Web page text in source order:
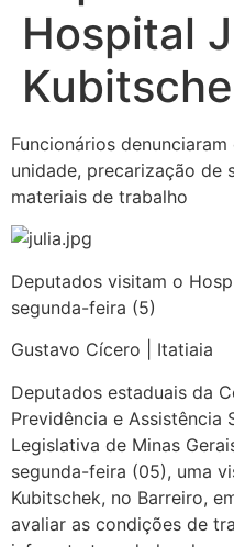
Hospital
Funcionários
unidade, precarização de
materiais de trabalho
Deputados visitam o
segunda-feira (5)
Gustavo Cícero | Itatiaia
Deputados estaduais da
Previdência e Assistência
Legislativa de Minas
segunda-feira (05), uma
Kubitschek, no Barreiro,
avaliar as condições de